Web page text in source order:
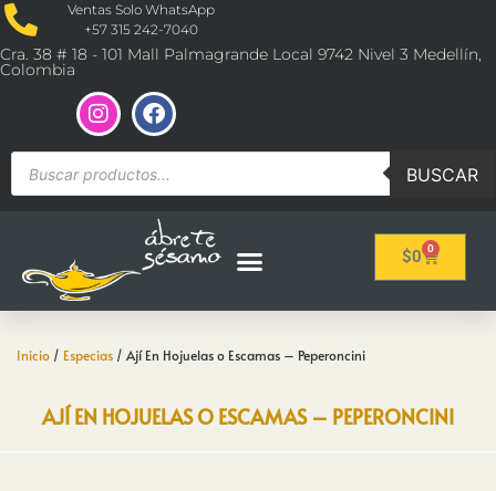
Ventas Solo WhatsApp
+57 315 242-7040
Cra. 38 # 18 - 101 Mall Palmagrande Local 9742 Nivel 3 Medellín,
Colombia
BUSCAR
$0 0
Inicio / Especias / Ají En Hojuelas o Escamas – Peperoncini
AJÍ EN HOJUELAS O ESCAMAS – PEPERONCINI